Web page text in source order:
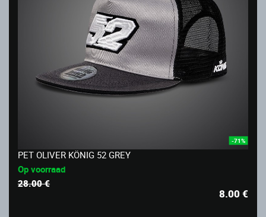
-71%
PET OLIVER KÖNIG 52 GREY
Op voorraad
28.00 €
8.00€